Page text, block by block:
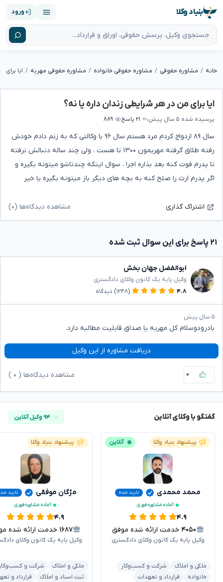
بنیاد وکلا ورود
خانه مشاوره حقوقی مشاوره حقوقی خانواده مشاوره حقوقی مهریه ایا
ایا برای من در هر شرایطی زندان داره یا نه؟
پرسیده شده ۵ سال پیش ۲۱ پاسخ ۸۸۹
سال ۸۹ ازدواج کردم مرد هستم سال ۹۶ با وکالتی که به زنم دادم خودش
رفته طلاق گرفته مهریمون ۱۳۰۰ تا هست ، ولی چند ساله دنبالش نرفته
تا پدرم فوت کنه بعد بذاره اجرا ، سوال اینکه چندتاشو میتونه بگیره و
اگر پدرم ارث را صلح کنه به بچه های دیگر باز میتونه بگیره یا خیر
اشتراک گذاری مشاهده دیدگاه‌ها (۰)
۲۱ پاسخ برای این سوال ثبت شده
ابوالفضل جهان بخش
وکیل پایه یک کانون وکلای دادگستری
۴.۸
(۱۲۴۸) دیدگاه
۵ سال پیش
بادرودوسلام کل مهریه یا صداق قابلیت مطالبه دارد.
دریافت مشاوره از این وکیل
۰ مشاهده دیدگاه‌ها ( ۰
گفتگو با وکلای آنلاین ۹۴ وکیل آنلاین
پیشنهاد بنیاد وکلا آنلاین
محمد محمدی
تایید شده
آماده مشاوره فوری
۴.۹
۴۰۵۰ خدمت ارائه شده موفق
وکیل پایه یک کانون وکلای دادگستری
ملکی و املاک
شرکت و کسب‌وکار
خانواده
قرارداد و تعهدات
پیشنهاد بنیاد وکلا
مژگان موفقی
تایید
آماده مشاوره فوری
۴.۹
۱۶۸۷ خدمت ارائه شده موفق
وکیل پایه یک کانون وکلای
ملکی و املاک
شرکت و
ثبت اسناد و املاک
قرارداد و